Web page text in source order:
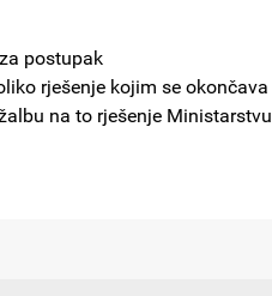
postupak
rješenje kojim se okončava
na to rješenje Ministarstvu